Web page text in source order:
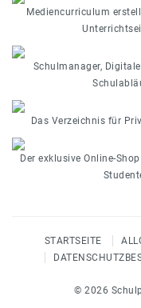
Mediencurriculum
Schulmanager,
Das Verzeichnis für
Der exklusive Online-
STARTSEITE
© 2026